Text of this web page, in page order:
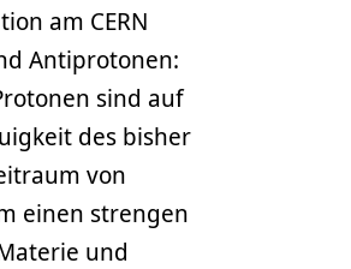
am CERN
Antiprotonen:
sind auf
des bisher
von
einen strengen
und